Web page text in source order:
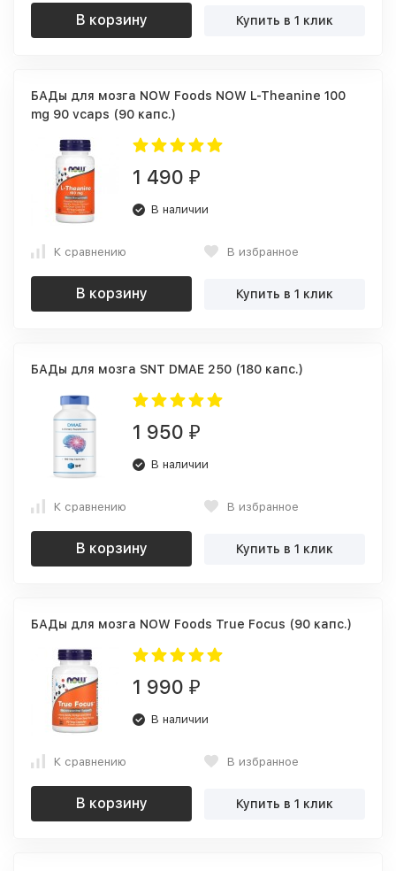
В корзину Купить в 1 клик
БАДы для мозга NOW Foods NOW L-Theanine 100
mg 90 vcaps (90 капс.)
1 490 ₽
В наличии
К сравнению В избранное
В корзину Купить в 1 клик
БАДы для мозга SNT DMAE 250 (180 капс.)
1 950 ₽
В наличии
К сравнению В избранное
В корзину Купить в 1 клик
БАДы для мозга NOW Foods True Focus (90 капс.)
1 990 ₽
В наличии
К сравнению В избранное
В корзину Купить в 1 клик